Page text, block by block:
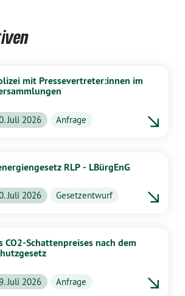
mit Pressevertreter:innen im
Juli 2026 Anfrage
RLP - LBürgEnG
Juli 2026 Gesetzentwurf
CO2-Schattenpreises nach dem
Juli 2026 Anfrage